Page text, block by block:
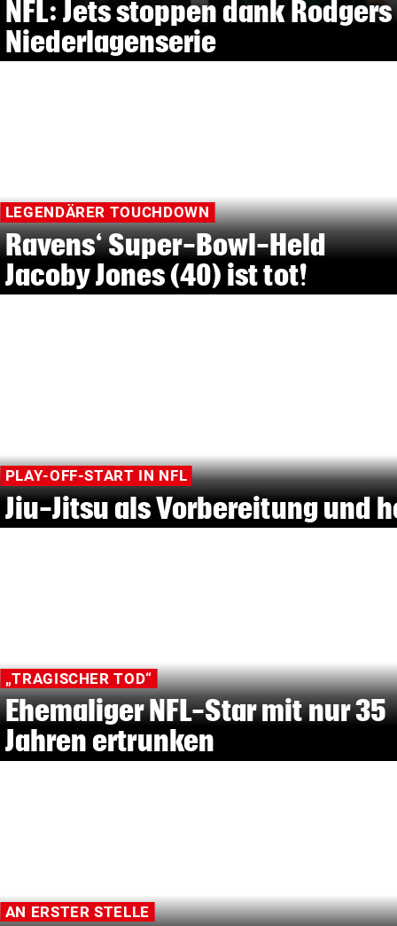
NFL: Jets stoppen dank Rodgers
Niederlagenserie
LEGENDÄRER TOUCHDOWN
Ravens‘ Super-Bowl-Held
Jacoby Jones (40) ist tot!
PLAY-OFF-START IN NFL
Jiu-Jitsu als Vorbereitung und
„TRAGISCHER TOD“
Ehemaliger NFL-Star mit nur 35
Jahren ertrunken
AN ERSTER STELLE